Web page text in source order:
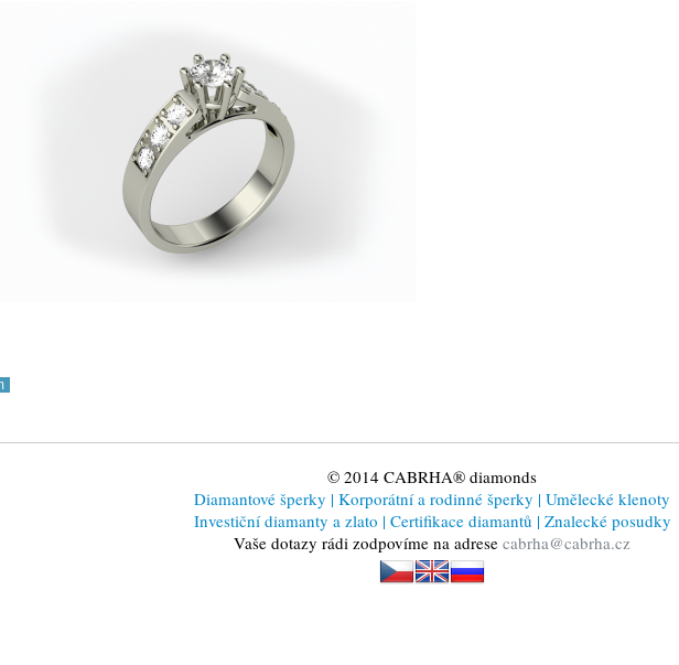
© 2014 CABRHA® diamonds
Diamantové šperky | Korporátní a rodinné šperky | Umělecké klenoty
Investiční diamanty a zlato | Certifikace diamantů | Znalecké posudky
Vaše dotazy rádi zodpovíme na adrese cabrha@cabrha.cz